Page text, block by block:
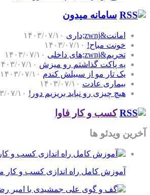
یک تار مو از سبیلش کندم
۱۴۰۳/۰۷/۱۰
هیچ چیزی رو نباید بریزیم دور! ۱۴۰۳/
کسب و کار فاوا
آخرین ویدئو ها
آموزش کامل راه اندازی کسب و کار
گف و گوی علی جمشیدی با امیر رضا
ایرانی